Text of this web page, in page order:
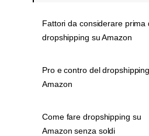
Fattori da considerare prima
dropshipping su Amazon
Pro e contro del
Amazon
Come fare dropshipping su
Amazon senza soldi